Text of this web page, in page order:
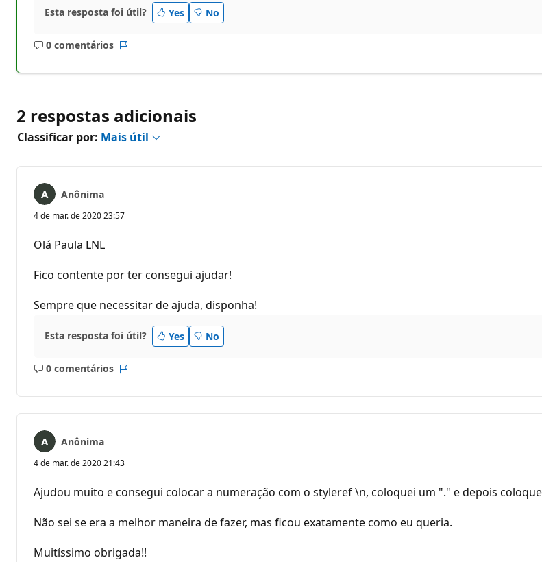
Esta resposta foi útil? Yes No
0 comentários
Sem
2 respostas adicionais
Classificar por: Mais útil
Anônima
4 de mar. de 2020 23:57
Olá Paula LNL
Fico contente por ter consegui ajudar!
Sempre que necessitar de ajuda, disponha!
Esta resposta foi útil? Yes No
0 comentários
Sem
Anônima
4 de mar. de 2020 21:43
Ajudou muito e consegui colocar a numeração com o styleref \n, coloquei um "." e depois
Não sei se era a melhor maneira de fazer, mas ficou exatamente como eu queria.
Muitíssimo obrigada!!